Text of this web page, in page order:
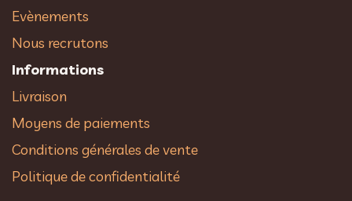
Evènements
Nous recrutons
Informations
Livraison
Moyens de paiements
Conditions générales de vente
Politique de confidentialité